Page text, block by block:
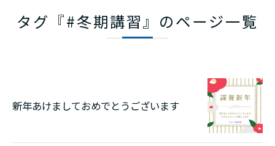
タグ『#冬期講習』のページ一覧
新年あけましておめでとうございます